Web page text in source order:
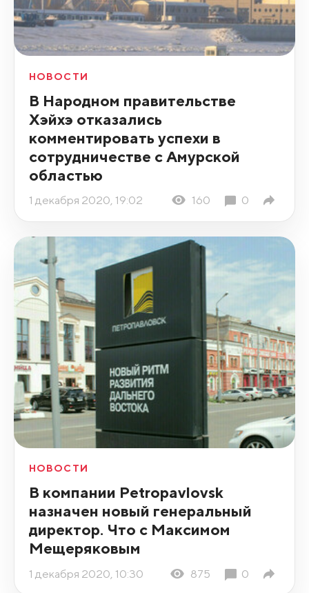
НОВОСТИ
В Народном правительстве
Хэйхэ отказались
комментировать успехи в
сотрудничестве с Амурской
областью
1 декабря 2020, 19:02 160 0
НОВОСТИ
В компании Petropavlovsk
назначен новый генеральный
директор. Что с Максимом
Мещеряковым
1 декабря 2020, 10:30 875 0